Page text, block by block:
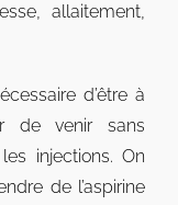
allaitement,
d’être à
de venir sans
injections. On
de l’aspirine